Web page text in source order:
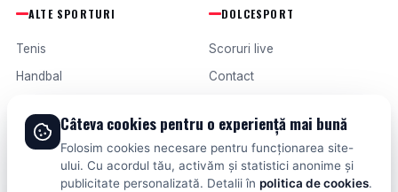
ALTE SPORTURI
Tenis
Handbal
Formula 1
Fotbal intern
Fotbal extern
DOLCESPORT
Scoruri live
Contact
Termeni și condiții
Câteva cookies pentru o experiență mai bună
Folosim cookies necesare pentru funcționarea site-
ului. Cu acordul tău, activăm și statistici anonime și
publicitate personalizată. Detalii în politica de cookies.